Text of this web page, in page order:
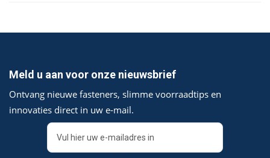
Meld u aan voor onze nieuwsbrief
Ontvang nieuwe fasteners, slimme voorraadtips en
innovaties direct in uw e‑mail.